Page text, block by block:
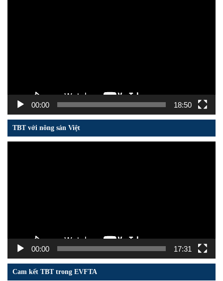
00:00 18:50
TBT với nông sản Việt
00:00 17:31
Cam kết TBT trong EVFTA